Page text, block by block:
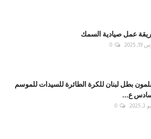
عمل صيادية السمك
2025
0
بطل لبنان للكرة الطائرة للسيدات للموسم
ع...
0